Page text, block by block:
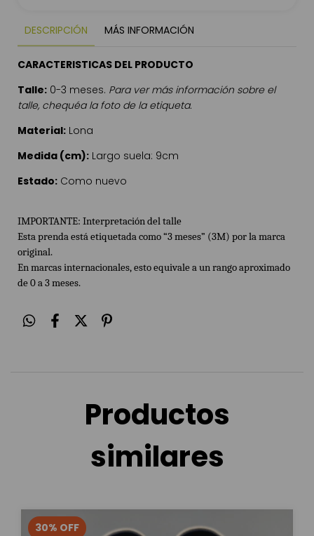
DESCRIPCIÓN MÁS INFORMACIÓN
CARACTERISTICAS DEL PRODUCTO
Talle: 0-3 meses. Para ver más información sobre el
talle, chequéa la foto de la etiqueta.
Material: Lona
Medida (cm): Largo suela: 9cm
Estado: Como nuevo
IMPORTANTE: Interpretación del talle
Esta prenda está etiquetada como “3 meses” (3M) por la marca
original.
En marcas internacionales, esto equivale a un rango aproximado
de 0 a 3 meses.
Productos
similares
30% OFF